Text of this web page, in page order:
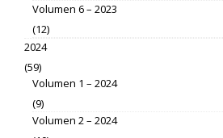
Volumen 6 – 2023
(12)
2024
(59)
Volumen 1 – 2024
(9)
Volumen 2 – 2024